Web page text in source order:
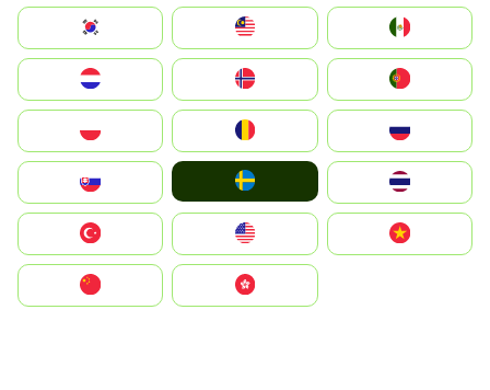
South Korea
United States
中國香港特別行政區